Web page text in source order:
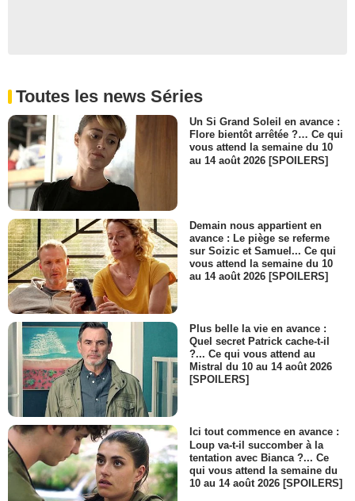
Toutes les news Séries
Un Si Grand Soleil en avance :
Flore bientôt arrêtée ?… Ce qui
vous attend la semaine du 10
au 14 août 2026 [SPOILERS]
Demain nous appartient en
avance : Le piège se referme
sur Soizic et Samuel... Ce qui
vous attend la semaine du 10
au 14 août 2026 [SPOILERS]
Plus belle la vie en avance :
Quel secret Patrick cache-t-il
?... Ce qui vous attend au
Mistral du 10 au 14 août 2026
[SPOILERS]
Ici tout commence en avance :
Loup va-t-il succomber à la
tentation avec Bianca ?... Ce
qui vous attend la semaine du
10 au 14 août 2026 [SPOILERS]